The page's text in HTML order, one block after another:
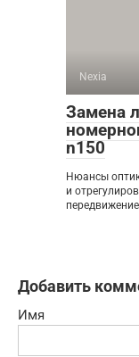
Nexia
Замена
n150
Нюансы
и
Добавить
Имя